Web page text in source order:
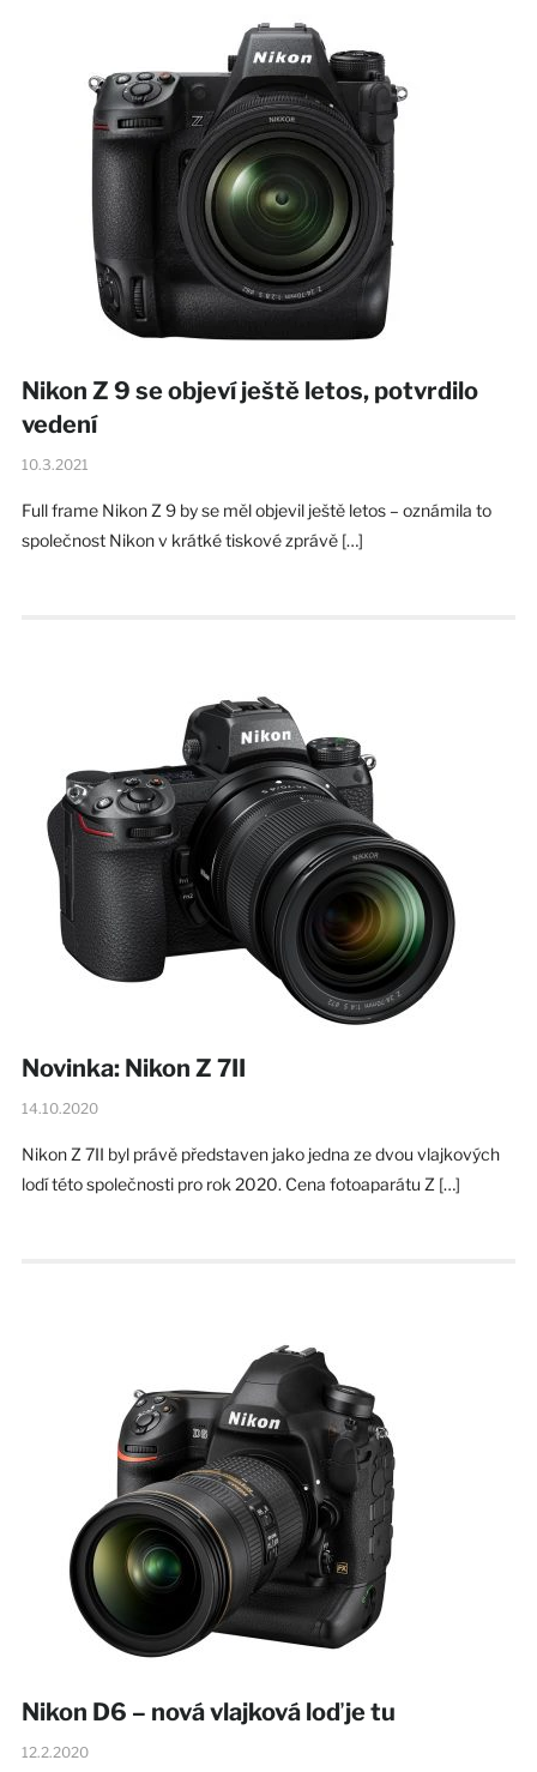
Nikon Z 9 se objeví ještě letos, potvrdilo
vedení
10.3.2021
Full frame Nikon Z 9 by se měl objevil ještě letos – oznámila to
společnost Nikon v krátké tiskové zprávě […]
Novinka: Nikon Z 7II
14.10.2020
Nikon Z 7II byl právě představen jako jedna ze dvou vlajkových
lodí této společnosti pro rok 2020. Cena fotoaparátu Z […]
Nikon D6 – nová vlajková loď je tu
12.2.2020